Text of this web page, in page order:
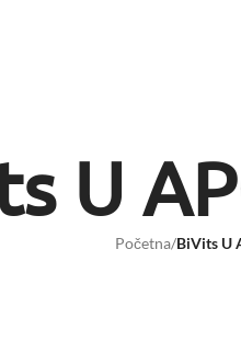
U
Početna/BiVits U